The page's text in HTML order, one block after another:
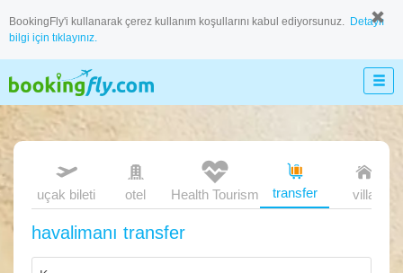
BookingFly'i kullanarak çerez kullanım koşullarını kabul ediyorsunuz. Detaylı
bilgi için tıklayınız.
uçak bileti otel transfer villa
Health Tourism
havalimanı transfer